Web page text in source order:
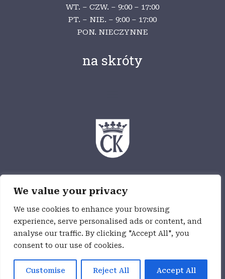
We value your privacy
We use cookies to enhance your browsing
experience, serve personalised ads or content, and
analyse our traffic. By clicking "Accept All", you
consent to our use of cookies.
Customise Reject All Accept All
WT. – CZW. – 9:00 – 17:00
PT. – NIE. – 9:00 – 17:00
PON. NIECZYNNE
na skróty
jest częścią Wzgórza Zamkowego,
jednostki budżetowej Miasta Kielce
Deklaracja dostępności